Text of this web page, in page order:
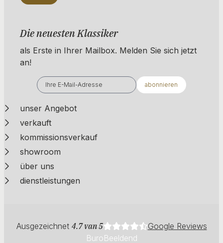
Die neuesten Klassiker
als Erste in Ihrer Mailbox. ​​​​​​Melden Sie sich jetzt
an!
abonnieren
unser Angebot
verkauft
kommissionsverkauf
showroom
über uns
dienstleistungen
Ausgezeichnet 4.7 van 5
Google Reviews
BuroBeeldend